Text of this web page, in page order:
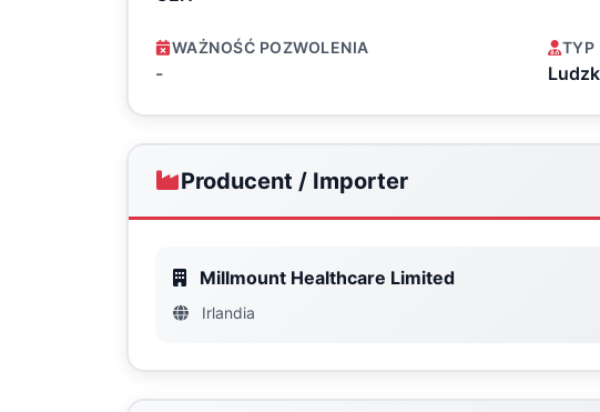
WAŻNOŚĆ POZWOLENIA
-
TYP
Producent / Importer
Millmount Healthcare Limited
Irlandia